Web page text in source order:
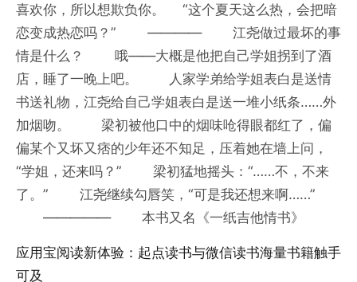
喜欢你，所以想欺负你。 “这个夏天这么热，会把暗
恋变成热恋吗？” ———— 江尧做过最坏的事
情是什么？ 哦——大概是他把自己学姐拐到了酒
店，睡了一晚上吧。 人家学弟给学姐表白是送情
书送礼物，江尧给自己学姐表白是送一堆小纸条……外
加烟吻。 梁初被他口中的烟味呛得眼都红了，偏
偏某个又坏又痞的少年还不知足，压着她在墙上问，
“学姐，还来吗？” 梁初猛地摇头：“……不，不来
了。” 江尧继续勾唇笑，“可是我还想来啊……”
————— 本书又名《一纸吉他情书》
应用宝阅读新体验：起点读书与微信读书海量书籍触手
可及